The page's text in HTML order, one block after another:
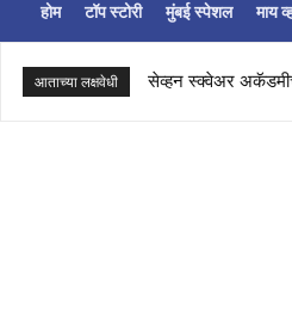
होम टॉप स्टोरी मुंबई स्पेशल माय
आताच्या लक्षवेधी सेव्हन स्क्वेअर